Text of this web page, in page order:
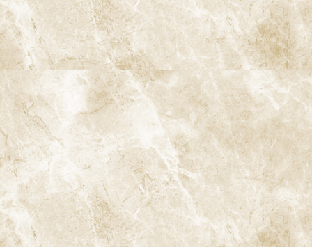
小児歯科
インプラント治療
ストローマンインプラント
ジンヴィ・インプラント
ブリッジ
入れ歯
歯の移植
ホワイトニング
ダイレクトボンディング
白い歯・セラミック治療
審美入れ歯
歯列矯正・矯正治療
小児矯正
インビザライン
インビザラインファースト
マイオブレース